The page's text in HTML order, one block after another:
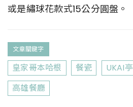
或是繡球花款式15公分圓盤。
文章關鍵字
皇家哥本哈根 餐瓷 UKAI亭
高雄餐廳